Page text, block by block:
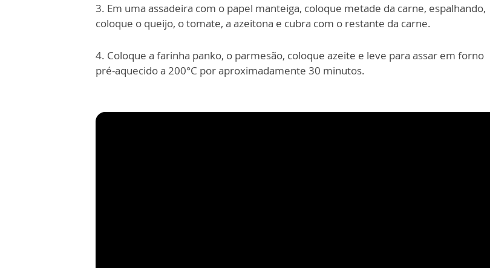
3. Em uma assadeira com o papel manteiga, coloque metade da carne, espalhando,
coloque o queijo, o tomate, a azeitona e cubra com o restante da carne.
4. Coloque a farinha panko, o parmesão, coloque azeite e leve para assar em forno
pré-aquecido a 200°C por aproximadamente 30 minutos.